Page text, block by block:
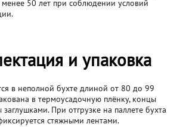
50 лет при соблюдении условий
и упаковка
в неполной бухте длиной от 80 до 99
в термоусадочную плёнку, концы
При отгрузке на паллете бухта
стяжными лентами.